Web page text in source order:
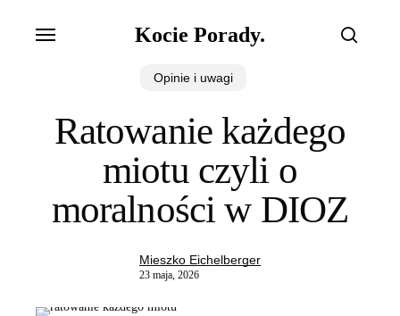
Kocie Porady.
Menu
Opinie i uwagi
Ratowanie każdego
miotu czyli o
moralności w DIOZ
Mieszko Eichelberger
23 maja, 2026